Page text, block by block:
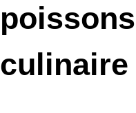
culinaire